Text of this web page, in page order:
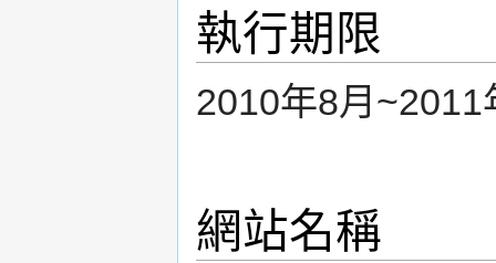
執行期限
2010年8月~2011
網站名稱